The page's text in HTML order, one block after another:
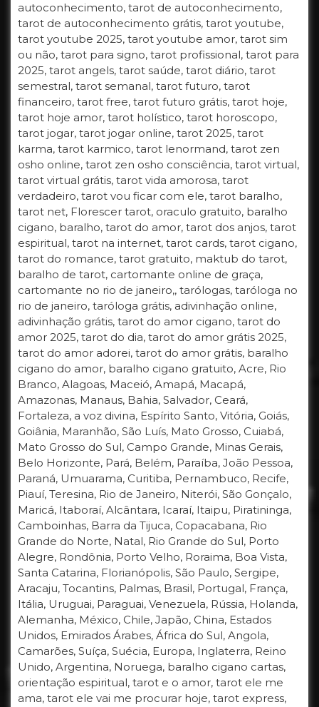
autoconhecimento, tarot de autoconhecimento,
tarot de autoconhecimento grátis, tarot youtube,
tarot youtube 2025, tarot youtube amor, tarot sim
ou não, tarot para signo, tarot profissional, tarot para
2025, tarot angels, tarot saúde, tarot diário, tarot
semestral, tarot semanal, tarot futuro, tarot
financeiro, tarot free, tarot futuro grátis, tarot hoje,
tarot hoje amor, tarot holístico, tarot horoscopo,
tarot jogar, tarot jogar online, tarot 2025, tarot
karma, tarot karmico, tarot lenormand, tarot zen
osho online, tarot zen osho consciência, tarot virtual,
tarot virtual grátis, tarot vida amorosa, tarot
verdadeiro, tarot vou ficar com ele, tarot baralho,
tarot net, Florescer tarot, oraculo gratuito, baralho
cigano, baralho, tarot do amor, tarot dos anjos, tarot
espiritual, tarot na internet, tarot cards, tarot cigano,
tarot do romance, tarot gratuito, maktub do tarot,
baralho de tarot, cartomante online de graça,
cartomante no rio de janeiro,, tarólogas, taróloga no
rio de janeiro, taróloga grátis, adivinhação online,
adivinhação grátis, tarot do amor cigano, tarot do
amor 2025, tarot do dia, tarot do amor grátis 2025,
tarot do amor adorei, tarot do amor grátis, baralho
cigano do amor, baralho cigano gratuito, Acre, Rio
Branco, Alagoas, Maceió, Amapá, Macapá,
Amazonas, Manaus, Bahia, Salvador, Ceará,
Fortaleza, a voz divina, Espírito Santo, Vitória, Goiás,
Goiânia, Maranhão, São Luís, Mato Grosso, Cuiabá,
Mato Grosso do Sul, Campo Grande, Minas Gerais,
Belo Horizonte, Pará, Belém, Paraíba, João Pessoa,
Paraná, Umuarama, Curitiba, Pernambuco, Recife,
Piauí, Teresina, Rio de Janeiro, Niterói, São Gonçalo,
Maricá, Itaboraí, Alcântara, Icaraí, Itaipu, Piratininga,
Camboinhas, Barra da Tijuca, Copacabana, Rio
Grande do Norte, Natal, Rio Grande do Sul, Porto
Alegre, Rondônia, Porto Velho, Roraima, Boa Vista,
Santa Catarina, Florianópolis, São Paulo, Sergipe,
Aracaju, Tocantins, Palmas, Brasil, Portugal, França,
Itália, Uruguai, Paraguai, Venezuela, Rússia, Holanda,
Alemanha, México, Chile, Japão, China, Estados
Unidos, Emirados Árabes, África do Sul, Angola,
Camarões, Suíça, Suécia, Europa, Inglaterra, Reino
Unido, Argentina, Noruega, baralho cigano cartas,
orientação espiritual, tarot e o amor, tarot ele me
ama, tarot ele vai me procurar hoje, tarot express,